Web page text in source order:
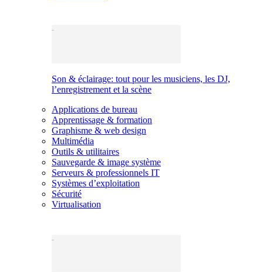
Son & éclairage: tout pour les musiciens, les DJ,
l’enregistrement et la scène
Applications de bureau
Apprentissage & formation
Graphisme & web design
Multimédia
Outils & utilitaires
Sauvegarde & image système
Serveurs & professionnels IT
Systèmes d’exploitation
Sécurité
Virtualisation